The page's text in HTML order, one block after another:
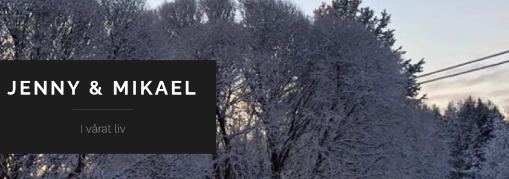
JENNY & MIKAEL
I vårat liv